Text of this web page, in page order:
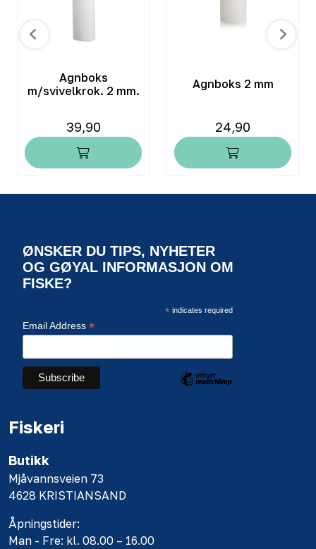
Agnboks
m/svivelkrok. 2 mm.
39,90
Agnboks 2 mm
24,90
ØNSKER DU TIPS, NYHETER
OG GØYAL INFORMASJON OM
FISKE?
*indicates required
Email Address *
Fiskeri
Butikk
Mjåvannsveien 73
4628 KRISTIANSAND
Åpningstider:
Man - Fre: kl. 08.00 – 16.00